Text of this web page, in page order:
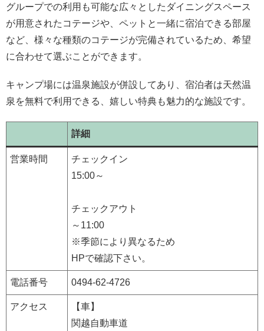
グループでの利用も可能な広々としたダイニングスペース
が用意されたコテージや、ペットと一緒に宿泊できる部屋
など、様々な種類のコテージが完備されているため、希望
に合わせて選ぶことができます。
キャンプ場には温泉施設が併設してあり、宿泊者は天然温
泉を無料で利用できる、嬉しい特典も魅力的な施設です。
詳細
営業時間
チェックイン
15:00～
チェックアウト
～11:00
※季節により異なるため
HPで確認下さい。
電話番号 0494-62-4726
アクセス
【車】
関越自動車道